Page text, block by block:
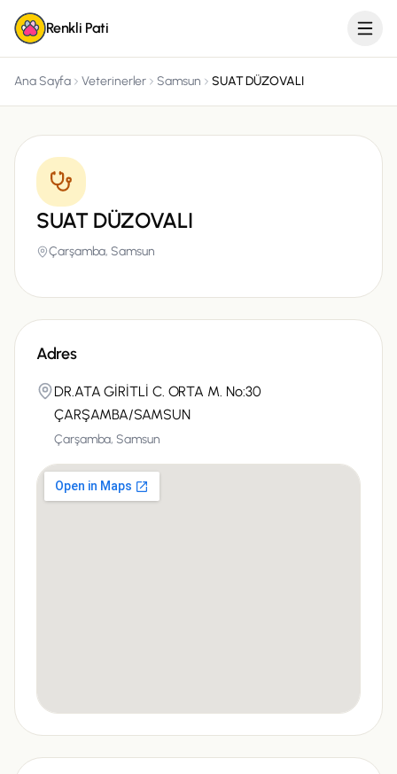
Renkli Pati
Ana Sayfa Veterinerler Samsun SUAT DÜZOVALI
SUAT DÜZOVALI
Çarşamba,Samsun
Adres
DR.ATA GİRİTLİ C. ORTA M. No:30
ÇARŞAMBA/SAMSUN
Çarşamba,Samsun